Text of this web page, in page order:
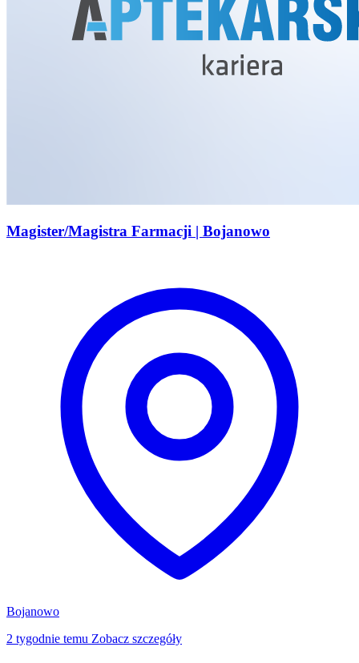
Magister/Magistra Farmacji | Bojanowo
Bojanowo
2 tygodnie temu Zobacz szczegóły